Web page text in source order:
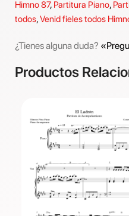
Himno 87, Partitura Piano,
todos,Venid fieles todos
¿Tienes alguna duda?
Productos